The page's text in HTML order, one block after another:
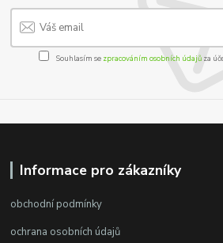
Souhlasím se zpracováním osobních údajůza
Informace pro zákazníky
obchodní podmínky
ochrana osobních údajů